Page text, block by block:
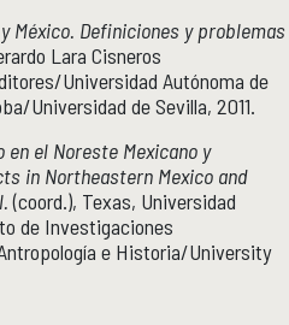
México. Definiciones y problemas
Lara Cisneros
Universidad Autónoma de
Universidad de Sevilla, 2011.
el Noreste Mexicano y
in Northeastern Mexico and
(coord.), Texas, Universidad
de Investigaciones
e Historia/University